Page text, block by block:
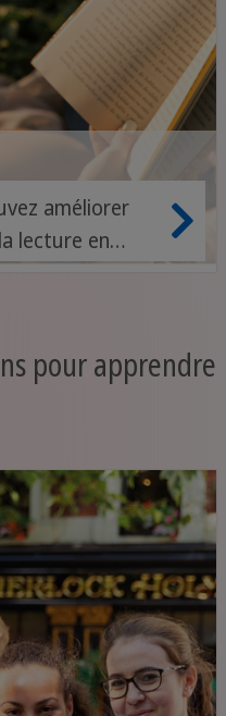
améliorer
lecture en
pour apprendre